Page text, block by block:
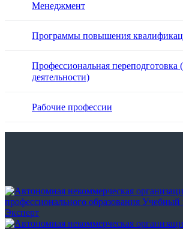
Менеджмент
Программы повышения
Профессиональная переподготовка
деятельности)
Рабочие профессии